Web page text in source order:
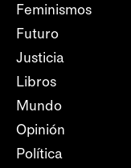
Feminismos
Futuro
Justicia
Libros
Mundo
Opinión
Política